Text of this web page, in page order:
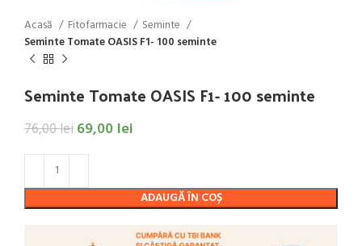
Acasă Fitofarmacie
Seminte
Seminte Tomate OASIS F1- 100 seminte
Seminte Tomate OASIS F1- 100 seminte
76,00lei69,00 lei
ADAUGĂ ÎN COȘ